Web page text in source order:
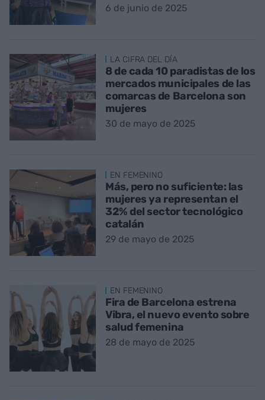
6 de junio de 2025
LA CIFRA DEL DÍA
8 de cada 10 paradistas de los
mercados municipales de las
comarcas de Barcelona son
mujeres
30 de mayo de 2025
EN FEMENINO
Más, pero no suficiente: las
mujeres ya representan el
32% del sector tecnológico
catalán
29 de mayo de 2025
EN FEMENINO
Fira de Barcelona estrena
Vibra, el nuevo evento sobre
salud femenina
28 de mayo de 2025